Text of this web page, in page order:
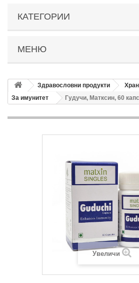
КАТЕГОРИИ
МЕНЮ
Здравословни продукти
За имунитет
Гудучи, Матксин, 60
Увеличи